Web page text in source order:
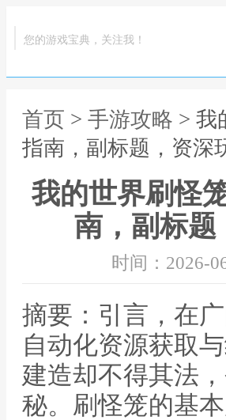
您的游戏宝典，关注我！
首页 > 手游攻略 > 我
指南，副标题，资深
我的世界刷怪
南，副标题
时间：2026-
摘要：引言，在
自动化资源获取
建造却不得其法
秘。刷怪笼的基